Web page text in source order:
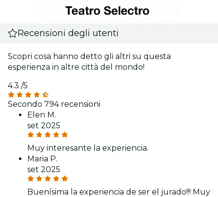
Recensioni degli utenti
Scopri cosa hanno detto gli altri su questa
esperienza in altre città del mondo!
4.3 /5
Secondo 794 recensioni
Elen M.
set 2025
Muy interesante la experiencia.
Maria P.
set 2025
Buenísima la experiencia de ser el jurado!!! Muy